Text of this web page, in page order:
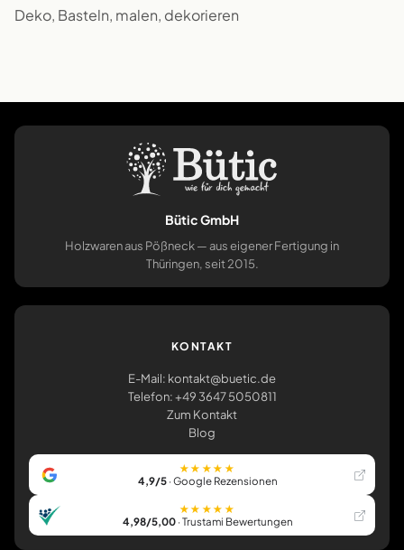
Deko, Basteln, malen, dekorieren
Bütic GmbH
Holzwaren aus Pößneck — aus eigener Fertigung in
Thüringen, seit 2015.
KONTAKT
E-Mail: kontakt@buetic.de
Telefon: +49 3647 5050811
Zum Kontakt
Blog
★★★★★
4,9/5· Google Rezensionen
★★★★★
4,98/5,00· Trustami Bewertungen